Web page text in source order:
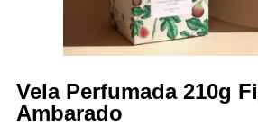
Vela Perfumada 210g
Ambarado